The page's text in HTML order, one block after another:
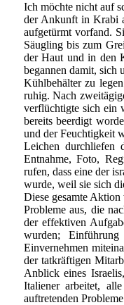
Ich möchte nicht auf
der Ankunft in Krabi
aufgetürmt vorfand.
Säugling bis zum
der Haut und in den
begannen damit, sich
Kühlbehälter zu
ruhig. Nach
verflüchtigte sich ein
bereits beerdigt
und der Feuchtigkeit
Leichen durchliefen
Entnahme, Foto,
rufen, dass eine der
wurde, weil sie sich
Diese gesamte
Probleme aus, die
der effektiven
wurden;
Einvernehmen
der tatkräftigen
Anblick eines
Italiener arbeitet,
auftretenden